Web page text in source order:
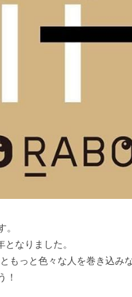
なりました。
もっと色々な人を巻き込み
！